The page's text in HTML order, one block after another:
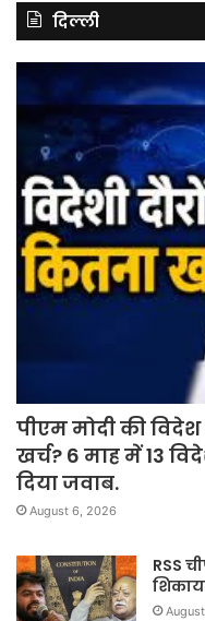
दिल्ली
पीएम मोदी की
खर्च? 6 माह में 13
दिया जवाब.
August 6, 2026
RSS